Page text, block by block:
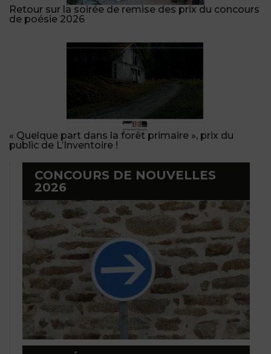
Retour sur la soirée de remise des prix du concours
de poésie 2026
« Quelque part dans la forêt primaire », prix du
public de L’Inventoire !
CONCOURS DE NOUVELLES
2026